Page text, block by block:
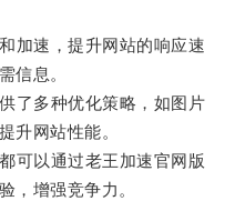
速，提升网站的响应速
信息。
多种优化策略，如图片
升网站性能。
以通过老王加速官网版
，增强竞争力。